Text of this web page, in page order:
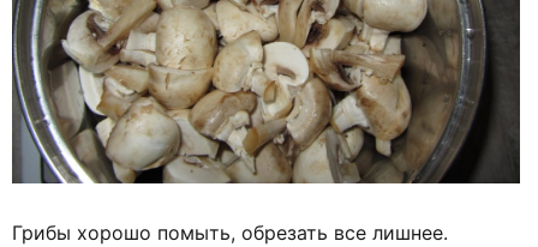
Грибы хорошо помыть, обрезать все лишнее.